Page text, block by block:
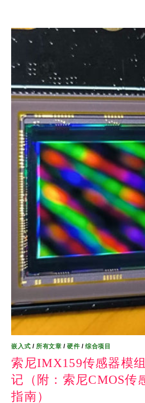
嵌入式 / 所有文章 /硬件 /综合项目
索尼IMX159传感器模
记（附：索尼CMOS传
指南）